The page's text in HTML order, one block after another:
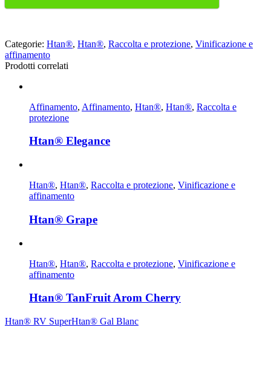
Categorie: Htan®, Htan®, Raccolta e protezione, Vinificazione e
affinamento
Prodotti correlati
Affinamento, Affinamento, Htan®, Htan®, Raccolta e
protezione
Htan® Elegance
Htan®, Htan®, Raccolta e protezione, Vinificazione e
affinamento
Htan® Grape
Htan®, Htan®, Raccolta e protezione, Vinificazione e
affinamento
Htan® TanFruit Arom Cherry
Htan® RV SuperHtan® Gal Blanc